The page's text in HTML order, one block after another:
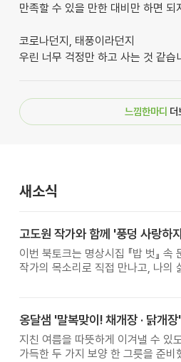
만족할 수 있을 만한 대비만 하면 되
코로나던지, 태풍이라던지
우린 너무 걱정만 하고 사는 것 같습
느낌한마디 더
새소식
고도원 작가와 함께 '풍덩 사랑하
이번 북토크는 명상시집 『밥 벗』 속
작가의 목소리로 직접 만나고, 나의
옹달샘 '말복맞이! 채개장 · 닭개장'
지친 여름을 따뜻하게 이겨낼 수 있
가득한 두 가지 보양 한 그릇을 준비